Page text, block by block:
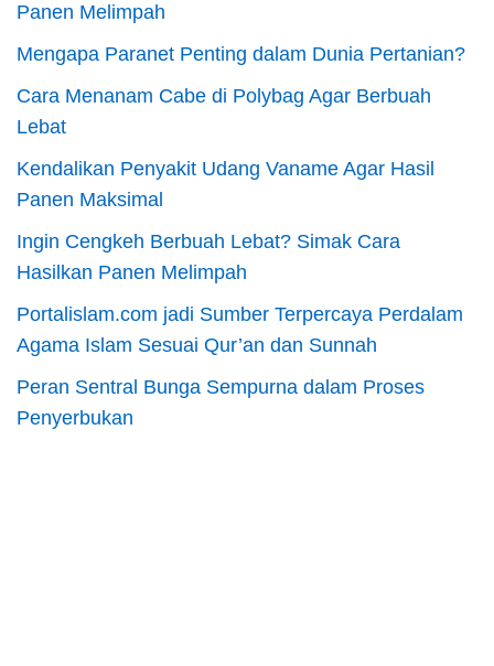
Panen Melimpah
Mengapa Paranet Penting dalam Dunia Pertanian?
Cara Menanam Cabe di Polybag Agar Berbuah
Lebat
Kendalikan Penyakit Udang Vaname Agar Hasil
Panen Maksimal
Ingin Cengkeh Berbuah Lebat? Simak Cara
Hasilkan Panen Melimpah
Portalislam.com jadi Sumber Terpercaya Perdalam
Agama Islam Sesuai Qur’an dan Sunnah
Peran Sentral Bunga Sempurna dalam Proses
Penyerbukan